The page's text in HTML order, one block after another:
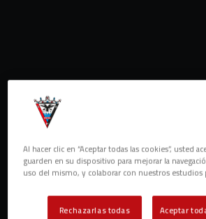
Al hacer clic en “Aceptar todas las cookies”, usted
guarden en su dispositivo para mejorar la
uso del mismo, y colaborar con nuestros estudios
Rechazarlas todas Aceptar